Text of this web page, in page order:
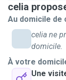
umzugehen die
kommen und
Jahre hinweg
gesammelt
gemacht haben.
einfühlsamen,
celia
Au domicile de
celia ne
domicile.
À votre
Une